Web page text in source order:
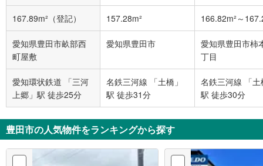
167.89m²（登記） 157.28m² 166.82m²～
愛知県豊田市畝部西
町屋敷
愛知県豊田市
愛知県豊田市柿
丁目
愛知環状鉄道 「三河
上郷」駅 徒歩25分
名鉄三河線 「土橋」
駅 徒歩31分
名鉄三河線 「土
駅 徒歩30分
豊田市の人気物件をランキングから探す